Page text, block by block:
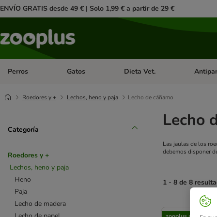
ENVÍO GRATIS desde 49 € | Solo 1,99 € a partir de 29 €
Perros Menú de categoria abierto: Perros
Gatos Menú de categoria abierto: Gatos
Dieta Vet. Menú
Roedores y + Lechos, heno y paja Lecho de cáñamo
Categoría
Roedores y +
Lechos, heno y paja
Heno
Paja
Lecho de madera
Lecho
Las jaulas de los
debemos disponer
1 - 8 de 8
product items